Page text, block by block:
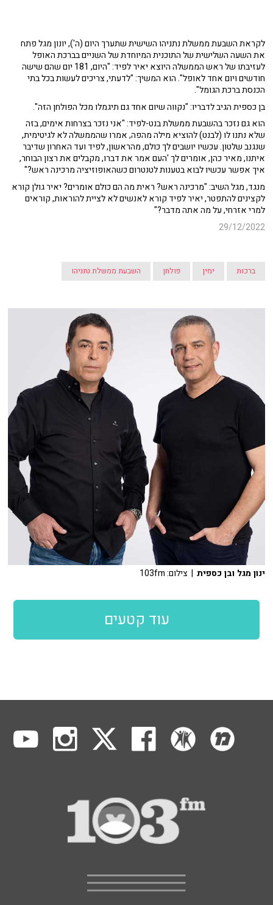
לקראת השבעת ממשלת נתניהו השישית שתערך היום (ה'), יונון מגל פתח
את השעה השלישית של התוכנית המיוחדת של השניים בברכת האופל
לעזיבתו של ראש הממשלה היוצא יאיר לפיד: "היום, 181 יום שהם שישה
חודשים ויום אחד לאופל". הוא המשיך: "לדעתי, צריכים לעשות בכל בתי
הכנסת ברכת הגומל".
בן כספית הגיב לדבריו: "נקווה שיום אחד גם תיגמלו מכל הפולחן הזה".
הוא גם נזכר בהשבעת ממשלת בנט-לפיד: "אני נזכר בצרחות אימים, בזה
שלא נתנו לו (לבנט) להוציא מילה מהפה, אמרו שהממשלה לא לגיטימית,
שנגנב שלטון. עכשיו יושבים לך כולם, מהראשון, לפיד ועד האחרון שדיבר
איתנו, מאיר כהן, אומרים לך 'העם אמר את דברו, מקבלים את רצון הבוחר,
איך אפשר עכשיו לבוא בטענות לטנטרום כשהאופוזיציה מרכינה ראש?"
מנגד, מגל השיב: "מרכינה ראש? ראית מה הם כולם אומרים? יאיר גולן קורא
לקצינים להתפטר, יאיר לפיד קורא לאנשים לא לציית להוראות, קוראים
למרי אזרחי, על מה אתה מדבר?"
29/12/2022
ברכות ימין פולחן השבעת ממשלת נתניהו
ינון מגל ובן כספית | צילום: 103fm
עוד קטעים